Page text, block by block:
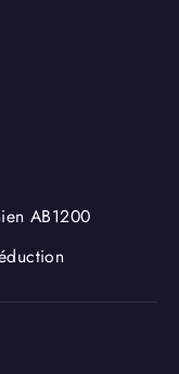
AB1200